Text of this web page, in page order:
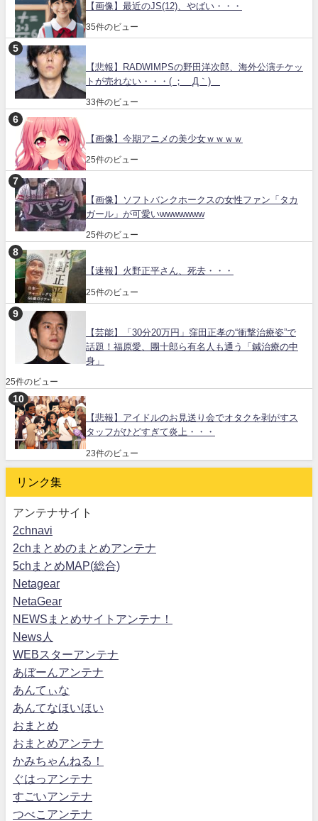
【画像】最近のJS(12)、やばい・・・
35件のビュー
【悲報】RADWIMPSの野田洋次郎、海外公演チケッ
トが売れない・・・( ；´Д｀)
33件のビュー
【画像】今期アニメの美少女ｗｗｗｗ
25件のビュー
【画像】ソフトバンクホークスの女性ファン「タカ
ガール」が可愛いwwwwwww
25件のビュー
【速報】火野正平さん、死去・・・
25件のビュー
【芸能】「30分20万円」窪田正孝の“衝撃治療姿”で
話題！福原愛、團十郎ら有名人も通う「鍼治療の中
身」
25件のビュー
【悲報】アイドルのお見送り会でオタクを剥がすス
タッフがひどすぎて炎上・・・
23件のビュー
リンク集
アンテナサイト
2chnavi
2chまとめのまとめアンテナ
5chまとめMAP(総合)
Netagear
NetaGear
NEWSまとめサイトアンテナ！
News人
WEBスターアンテナ
あぼーんアンテナ
あんてぃな
あんてなほいほい
おまとめ
おまとめアンテナ
かみちゃんねる！
ぐはっアンテナ
すごいアンテナ
つべこアンテナ